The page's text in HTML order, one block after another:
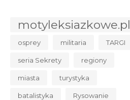
motyleksiazkowe.pl
osprey militaria TARGI
seria Sekrety regiony
miasta turystyka
batalistyka Rysowanie